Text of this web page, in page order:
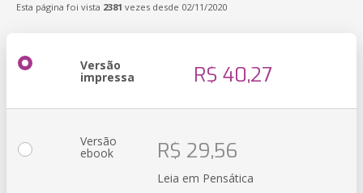
Esta página foi vista 2381 vezes desde 02/11/2020
Versão
impressa R$ 40,27
Versão
ebook R$ 29,56
Leia em Pensática